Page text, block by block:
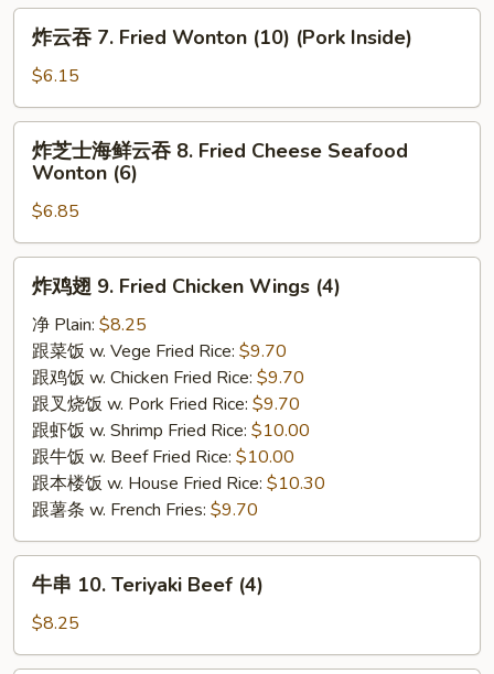
Fried
Shrimp
(10)
7.
Fried
Wonton
(10)
(Pork
炸云吞 7. Fried Wonton (10) (Pork Inside)
$6.15
鲜
云
Fried
Cheese
Seafood
Wonton
(6)
炸芝士海鲜云吞 8. Fried Cheese Seafood
Wonton (6)
$6.85
Fried
Chicken
Wings
(4)
炸鸡翅 9. Fried Chicken Wings (4)
净 Plain: $8.25
跟菜饭 w. Vege Fried Rice: $9.70
跟鸡饭 w. Chicken Fried Rice: $9.70
跟叉烧饭 w. Pork Fried Rice: $9.70
跟虾饭 w. Shrimp Fried Rice: $10.00
跟牛饭 w. Beef Fried Rice: $10.00
跟本楼饭 w. House Fried Rice: $10.30
跟薯条 w. French Fries: $9.70
10.
Teriyaki
牛串 10. Teriyaki Beef (4)
$8.25